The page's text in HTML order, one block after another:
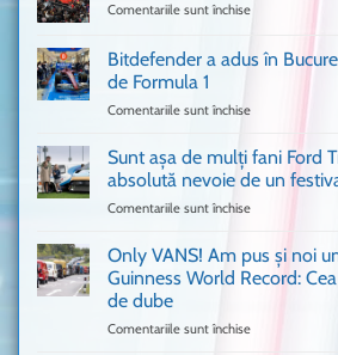
Comentariile sunt închise
Ferrari
cum
văzut
Bitdefender a adus în
de Formula 1
Comentariile sunt închise
a
în
mașină
Ferrari
Sunt așa de mulți fani Ford
absolută nevoie de un
Comentariile sunt închise
așa
mulți
Only VANS! Am pus și noi
Guinness World Record:
de dube
Comentariile sunt închise